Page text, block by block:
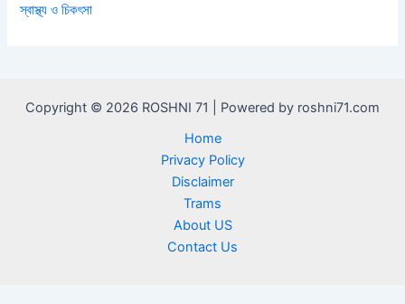
স্বাস্থ্য ও চিকৎসা
Copyright © 2026 ROSHNI 71 | Powered by roshni71.com
Home
Privacy Policy
Disclaimer
Trams
About US
Contact Us